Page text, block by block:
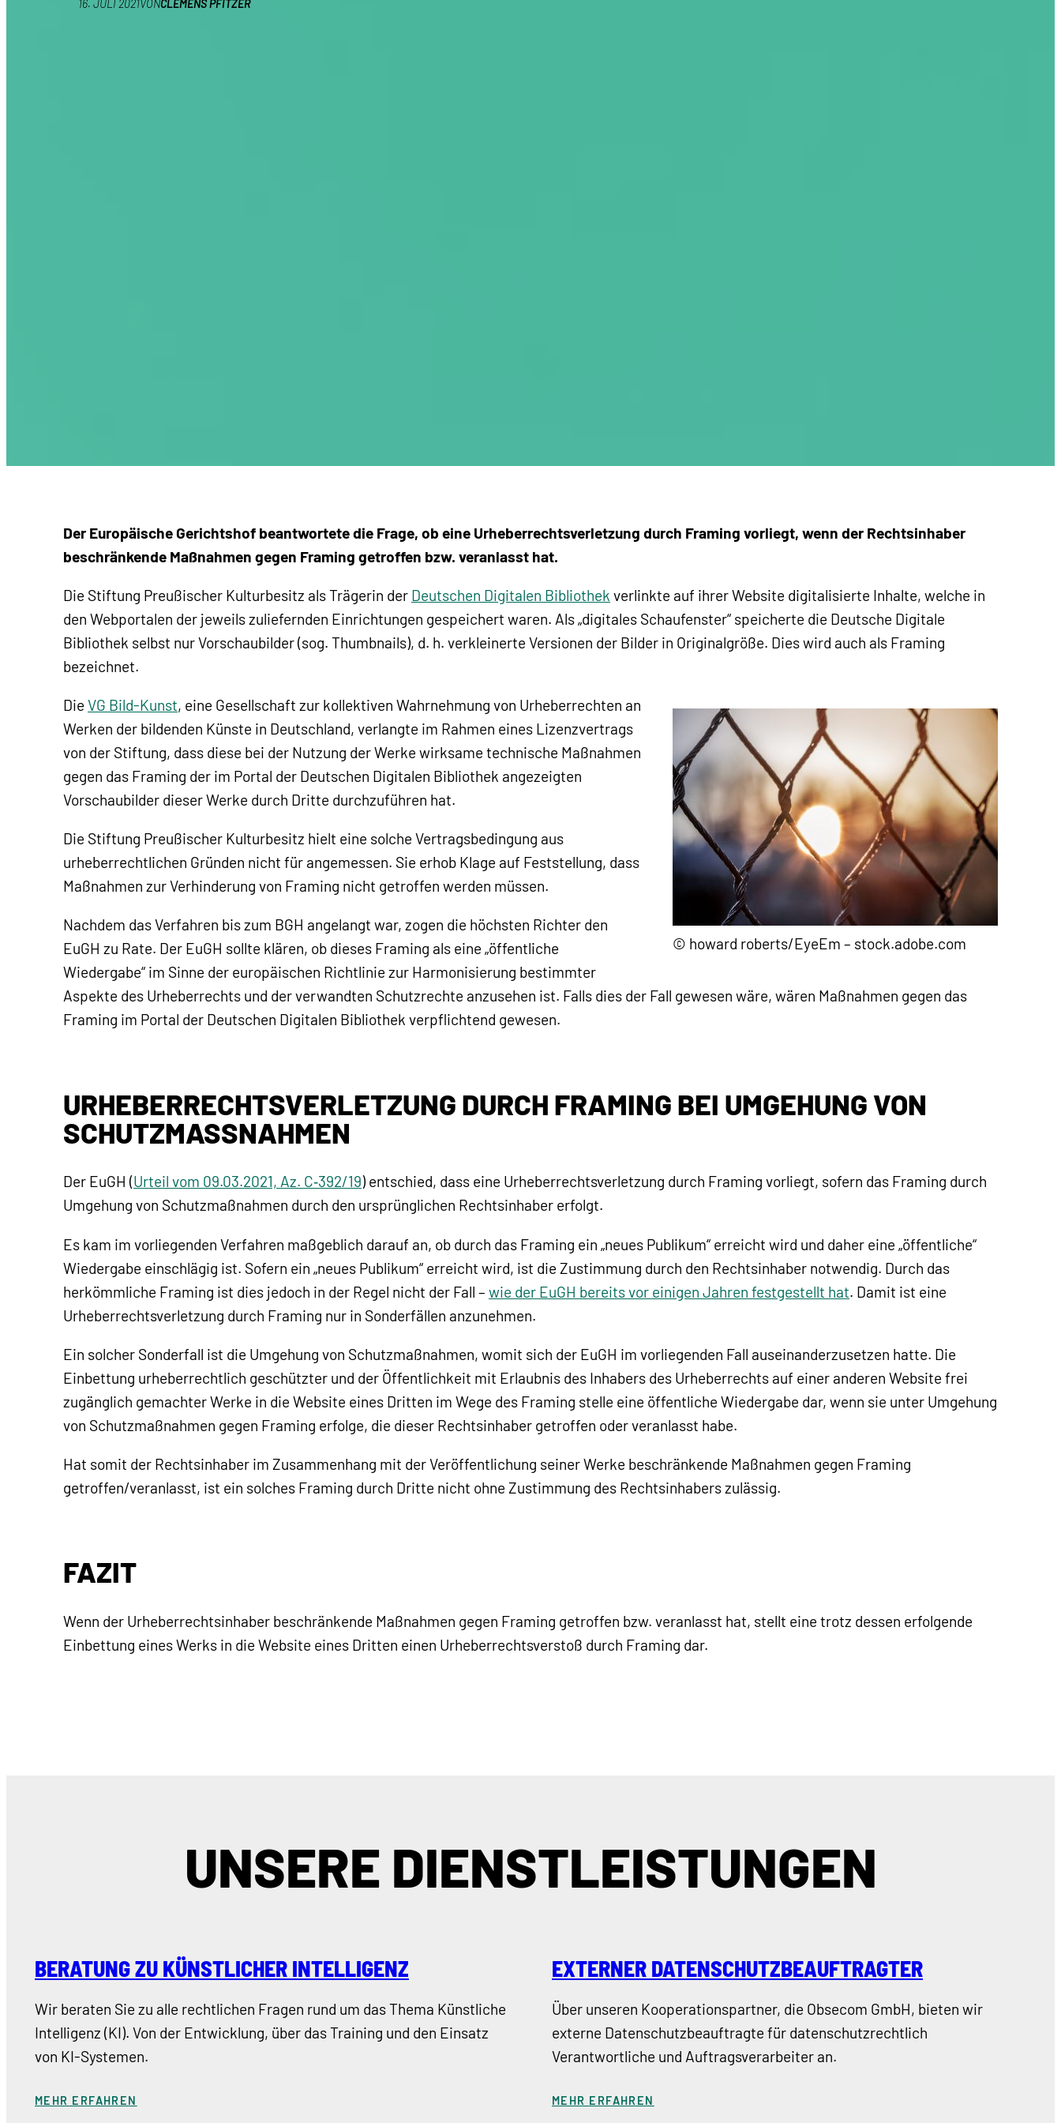
16. JULI 2021VONCLEMENS PFITZER
Der Europäische Gerichtshof beantwortete die Frage, ob eine Urheberrechtsverletzung durch Framing vorliegt, wenn der Rechtsinhaber
beschränkende Maßnahmen gegen Framing getroffen bzw. veranlasst hat.
Die Stiftung Preußischer Kulturbesitz als Trägerin der Deutschen Digitalen Bibliothek verlinkte auf ihrer Website digitalisierte Inhalte, welche in
den Webportalen der jeweils zuliefernden Einrichtungen gespeichert waren. Als „digitales Schaufenster“ speicherte die Deutsche Digitale
Bibliothek selbst nur Vorschaubilder (sog. Thumbnails), d. h. verkleinerte Versionen der Bilder in Originalgröße. Dies wird auch als Framing
bezeichnet.
© howard roberts/EyeEm – stock.adobe.com
Die VG Bild-Kunst, eine Gesellschaft zur kollektiven Wahrnehmung von Urheberrechten an
Werken der bildenden Künste in Deutschland, verlangte im Rahmen eines Lizenzvertrags
von der Stiftung, dass diese bei der Nutzung der Werke wirksame technische Maßnahmen
gegen das Framing der im Portal der Deutschen Digitalen Bibliothek angezeigten
Vorschaubilder dieser Werke durch Dritte durchzuführen hat.
Die Stiftung Preußischer Kulturbesitz hielt eine solche Vertragsbedingung aus
urheberrechtlichen Gründen nicht für angemessen. Sie erhob Klage auf Feststellung, dass
Maßnahmen zur Verhinderung von Framing nicht getroffen werden müssen.
Nachdem das Verfahren bis zum BGH angelangt war, zogen die höchsten Richter den
EuGH zu Rate. Der EuGH sollte klären, ob dieses Framing als eine „öffentliche
Wiedergabe“ im Sinne der europäischen Richtlinie zur Harmonisierung bestimmter
Aspekte des Urheberrechts und der verwandten Schutzrechte anzusehen ist. Falls dies der Fall gewesen wäre, wären Maßnahmen gegen das
Framing im Portal der Deutschen Digitalen Bibliothek verpflichtend gewesen.
URHEBERRECHTSVERLETZUNG DURCH FRAMING BEI UMGEHUNG VON
SCHUTZMASSNAHMEN
Der EuGH (Urteil vom 09.03.2021, Az. C‑392/19) entschied, dass eine Urheberrechtsverletzung durch Framing vorliegt, sofern das Framing durch
Umgehung von Schutzmaßnahmen durch den ursprünglichen Rechtsinhaber erfolgt.
Es kam im vorliegenden Verfahren maßgeblich darauf an, ob durch das Framing ein „neues Publikum“ erreicht wird und daher eine „öffentliche“
Wiedergabe einschlägig ist. Sofern ein „neues Publikum“ erreicht wird, ist die Zustimmung durch den Rechtsinhaber notwendig. Durch das
herkömmliche Framing ist dies jedoch in der Regel nicht der Fall – wie der EuGH bereits vor einigen Jahren festgestellt hat. Damit ist eine
Urheberrechtsverletzung durch Framing nur in Sonderfällen anzunehmen.
Ein solcher Sonderfall ist die Umgehung von Schutzmaßnahmen, womit sich der EuGH im vorliegenden Fall auseinanderzusetzen hatte. Die
Einbettung urheberrechtlich geschützter und der Öffentlichkeit mit Erlaubnis des Inhabers des Urheberrechts auf einer anderen Website frei
zugänglich gemachter Werke in die Website eines Dritten im Wege des Framing stelle eine öffentliche Wiedergabe dar, wenn sie unter Umgehung
von Schutzmaßnahmen gegen Framing erfolge, die dieser Rechtsinhaber getroffen oder veranlasst habe.
Hat somit der Rechtsinhaber im Zusammenhang mit der Veröffentlichung seiner Werke beschränkende Maßnahmen gegen Framing
getroffen/veranlasst, ist ein solches Framing durch Dritte nicht ohne Zustimmung des Rechtsinhabers zulässig.
FAZIT
Wenn der Urheberrechtsinhaber beschränkende Maßnahmen gegen Framing getroffen bzw. veranlasst hat, stellt eine trotz dessen erfolgende
Einbettung eines Werks in die Website eines Dritten einen Urheberrechtsverstoß durch Framing dar.
UNSERE DIENSTLEISTUNGEN
BERATUNG ZU KÜNSTLICHER INTELLIGENZ
Wir beraten Sie zu alle rechtlichen Fragen rund um das Thema Künstliche
Intelligenz (KI). Von der Entwicklung, über das Training und den Einsatz
von KI-Systemen.
MEHR ERFAHREN
EXTERNER DATENSCHUTZBEAUFTRAGTER
Über unseren Kooperationspartner, die Obsecom GmbH, bieten wir
externe Datenschutzbeauftragte für datenschutzrechtlich
Verantwortliche und Auftragsverarbeiter an.
MEHR ERFAHREN